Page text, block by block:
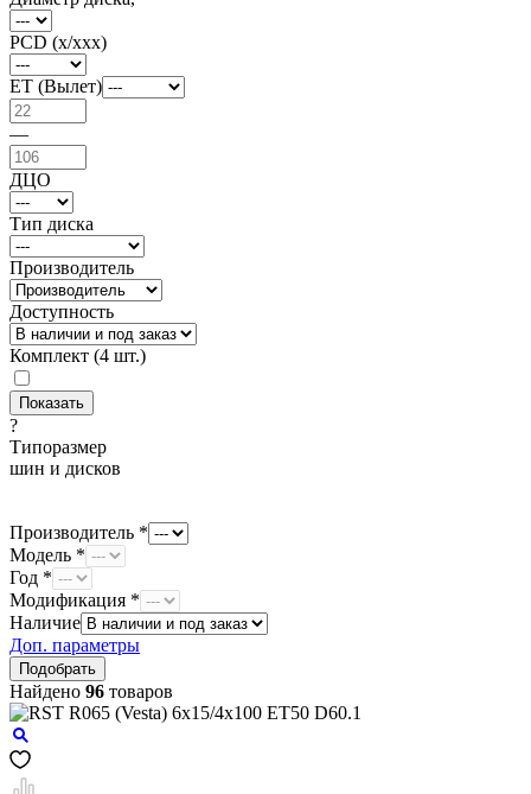
PCD (x/xxx)
ET (Вылет)
—
ДЦО
Тип диска
Производитель
Доступность
Комплект (4 шт.)
?
Типоразмер
шин и дисков
Производитель *
Модель *
Год *
Модификация *
Наличие
Доп. параметры
Найдено 96 товаров